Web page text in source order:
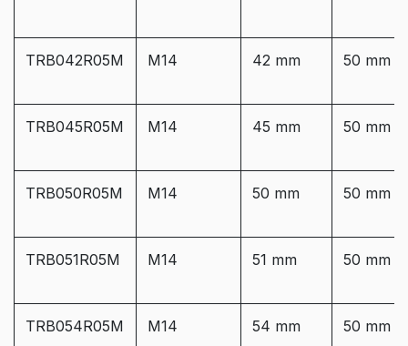
TRB042R05M M14 42 mm 50 mm
TRB045R05M M14 45 mm 50 mm
TRB050R05M M14 50 mm 50 mm
TRB051R05M M14 51 mm 50 mm
TRB054R05M M14 54 mm 50 mm